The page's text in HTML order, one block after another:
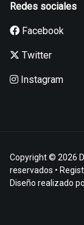
Redes sociales
Facebook
Twitter
Instagram
Copyright © 2026
reservados •
Diseño realizado